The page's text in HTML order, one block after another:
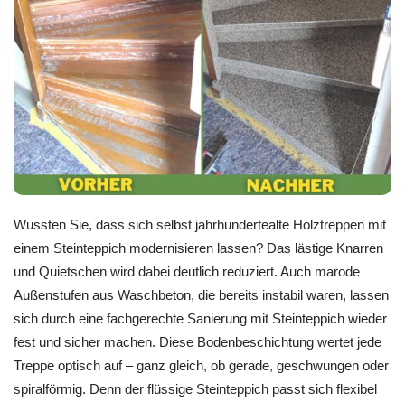
Wussten Sie, dass sich selbst jahrhundertealte Holztreppen mit
einem Steinteppich modernisieren lassen? Das lästige Knarren
und Quietschen wird dabei deutlich reduziert. Auch marode
Außenstufen aus Waschbeton, die bereits instabil waren, lassen
sich durch eine fachgerechte Sanierung mit Steinteppich wieder
fest und sicher machen. Diese Bodenbeschichtung wertet jede
Treppe optisch auf – ganz gleich, ob gerade, geschwungen oder
spiralförmig. Denn der flüssige Steinteppich passt sich flexibel